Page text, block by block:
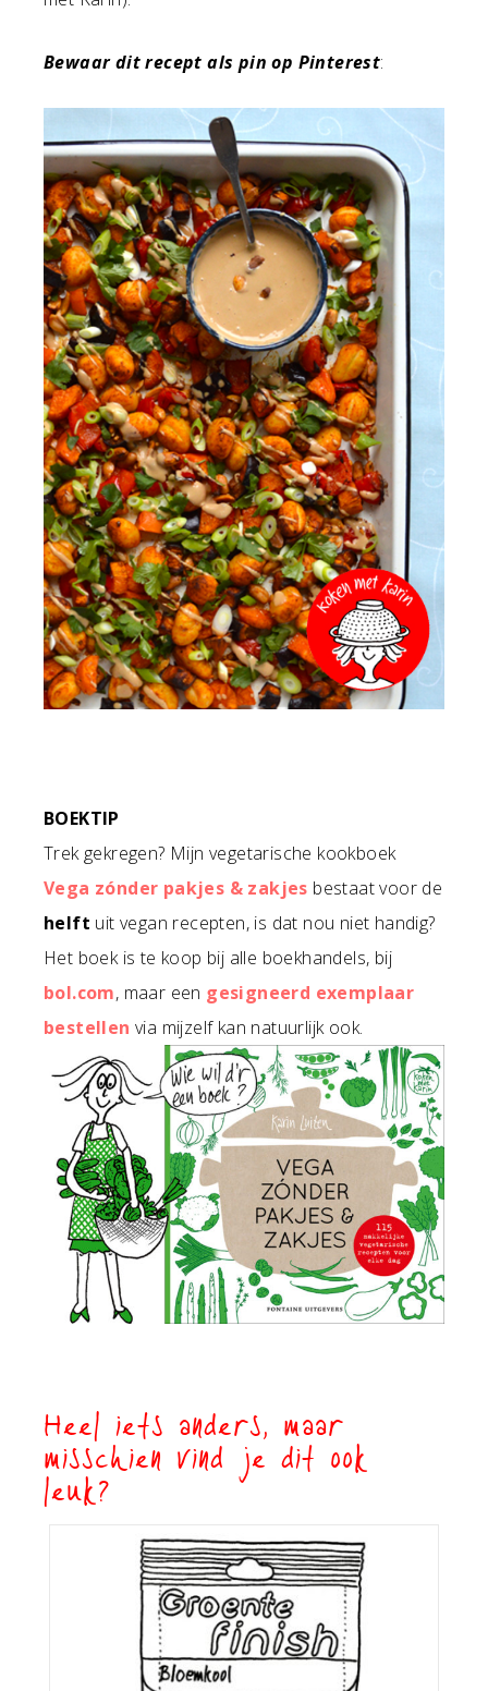
Bewaar dit recept als pin op Pinterest:
BOEKTIP
Trek gekregen? Mijn vegetarische kookboek
Vega zónder pakjes & zakjes bestaat voor de
helft uit vegan recepten, is dat nou niet handig?
Het boek is te koop bij alle boekhandels, bij
bol.com, maar een gesigneerd exemplaar
bestellen via mijzelf kan natuurlijk ook.
Heel iets anders, maar
misschien vind je dit ook
leuk?